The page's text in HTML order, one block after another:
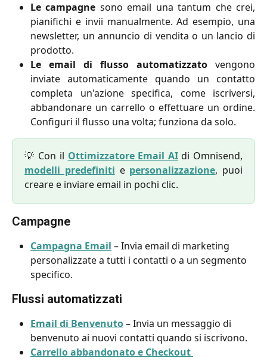
Le campagne sono email una tantum che crei,
pianifichi e invii manualmente. Ad esempio, una
newsletter, un annuncio di vendita o un lancio di
prodotto.
Le email di flusso automatizzato vengono
inviate automaticamente quando un contatto
completa un'azione specifica, come iscriversi,
abbandonare un carrello o effettuare un ordine.
Configuri il flusso una volta; funziona da solo.
💡 Con il Ottimizzatore Email AIdi Omnisend,
modelli predefiniti e personalizzazione, puoi
creare e inviare email in pochi clic.
Campagne
Campagna Email – Invia email di marketing
personalizzate a tutti i contatti o a un segmento
specifico.
Flussi automatizzati
Email di Benvenuto – Invia un messaggio di
benvenuto ai nuovi contatti quando si iscrivono.
Carrello abbandonato e Checkout